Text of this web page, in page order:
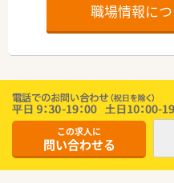
職場情報に
この求人に
問い合わせる